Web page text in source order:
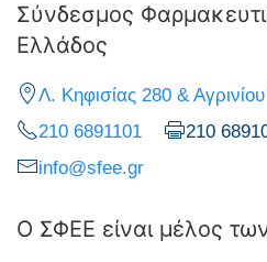
Σύνδεσμος
Ελλάδος
Λ. Κηφισίας 280 &
210 6891101
210
info@sfee.gr
Ο ΣΦΕΕ είναι μέλος